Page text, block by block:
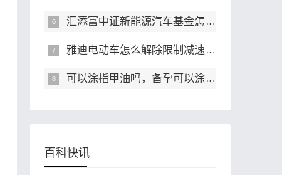
汇添富中证新能源汽车基金怎么样，适合定投吗
雅迪电动车怎么解除限制减速，解除速度限制后对车有影响吗
可以涂指甲油吗，备孕可以涂指甲油吗
百科快讯